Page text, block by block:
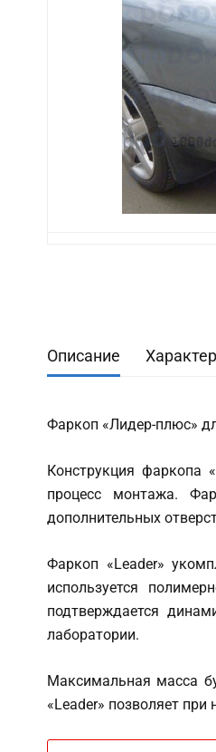
Описание
Фаркоп «Лидер-плюс»
Конструкция фаркопа
процесс монтажа.
дополнительных
Фаркоп «Leader»
используется
подтверждается
лаборатории.
Максимальная масса
«Leader» позволяет